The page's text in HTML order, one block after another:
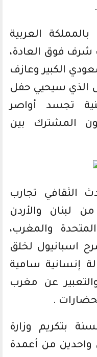
العربية
فوق العادة،
الكبير وعازف
الذي سيحيي حفل
تجسد أواصر
المشترك بين
الثقافي تجارب
لبنان والأردن
المتحدة والمغرب،
اسبانيول لخلق
إنسانية سامية
عن مغرب
.
بتكريم وزارة
واحدين من أعمدة